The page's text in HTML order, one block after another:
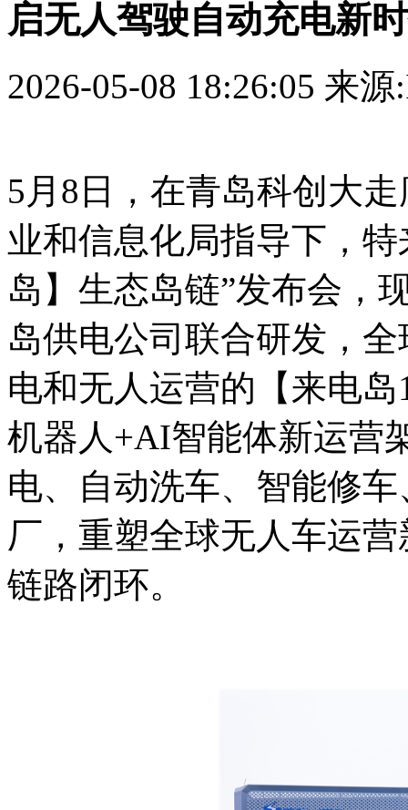
启无人驾驶自动充电新
2026-05-08 18:26:05 来源
5月8日，在青岛科创大
业和信息化局指导下，
岛】生态岛链”发布会，
岛供电公司联合研发，
电和无人运营的【来电
机器人+AI智能体新运营
电、自动洗车、智能修
厂，重塑全球无人车运
链路闭环。